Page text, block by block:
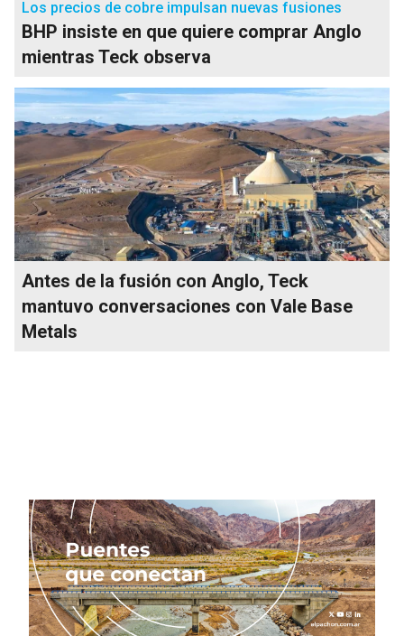
Los precios de cobre impulsan nuevas fusiones
BHP insiste en que quiere comprar Anglo
mientras Teck observa
Antes de la fusión con Anglo, Teck
mantuvo conversaciones con Vale Base
Metals